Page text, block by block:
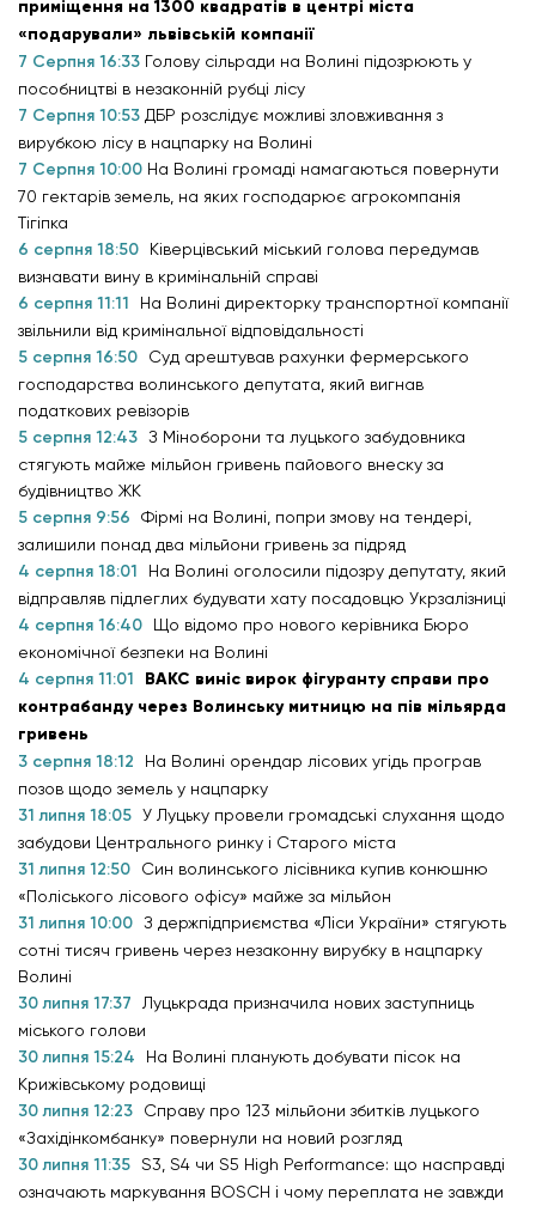
приміщення на 1300 квадратів в центрі міста
«подарували» львівській компанії
7 Серпня 16:33 Голову сільради на Волині підозрюють у
пособництві в незаконній рубці лісу
7 Серпня 10:53 ДБР розслідує можливі зловживання з
вирубкою лісу в нацпарку на Волині
7 Серпня 10:00 На Волині громаді намагаються повернути
70 гектарів земель, на яких господарює агрокомпанія
Тігіпка
6 серпня 18:50
Ківерцівський міський голова передумав
визнавати вину в кримінальній справі
6 серпня 11:11
На Волині директорку транспортної компанії
звільнили від кримінальної відповідальності
5 серпня 16:50
Суд арештував рахунки фермерського
господарства волинського депутата, який вигнав
податкових ревізорів
5 серпня 12:43 З Міноборони та луцького забудовника
стягують майже мільйон гривень пайового внеску за
будівництво ЖК
5 серпня 9:56
Фірмі на Волині, попри змову на тендері,
залишили понад два мільйони гривень за підряд
4 серпня 18:01
На Волині оголосили підозру депутату, який
відправляв підлеглих будувати хату посадовцю Укрзалізниці
4 серпня 16:40
Що відомо про нового керівника Бюро
економічної безпеки на Волині
4 серпня 11:01
ВАКС виніс вирок фігуранту справи про
контрабанду через Волинську митницю на пів мільярда
гривень
3 серпня 18:12
На Волині орендар лісових угідь програв
позов щодо земель у нацпарку
31 липня 18:05 У Луцьку провели громадські слухання щодо
забудови Центрального ринку і Старого міста
31 липня 12:50
Син волинського лісівника купив конюшню
«Поліського лісового офісу» майже за мільйон
31 липня 10:00 З держпідприємства «Ліси України» стягують
сотні тисяч гривень через незаконну вирубку в нацпарку
Волині
30 липня 17:37
Луцькрада призначила нових заступниць
міського голови
30 липня 15:24
На Волині планують добувати пісок на
Крижівському родовищі
30 липня 12:23
Справу про 123 мільйони збитків луцького
«Західінкомбанку» повернули на новий розгляд
30 липня 11:35 S3, S4 чи S5 High Performance: що насправді
означають маркування BOSCH і чому переплата не завжди